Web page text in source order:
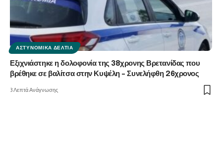
ΑΣΤΥΝΟΜΙΚΆ ΔΕΛΤΊΑ
Εξιχνιάστηκε η δολοφονία της 38χρονης Βρετανίδας που
βρέθηκε σε βαλίτσα στην Κυψέλη – Συνελήφθη 26χρονος
3 Λεπτά Ανάγνωσης